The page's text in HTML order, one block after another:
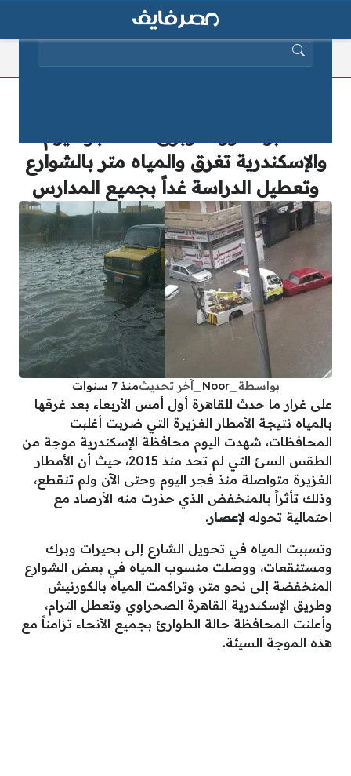
والإسكندرية تغرق والمياه متر بالشوارع
وتعطيل الدراسة غداً بجميع المدارس
بواسطة _Noor_ آخر تحديثمنذ 7 سنوات
على غرار ما حدث للقاهرة أول أمس الأربعاء بعد غرقها
بالمياه نتيجة الأمطار الغزيرة التي ضربت أغلبت
المحافظات، شهدت اليوم محافظة الإسكندرية موجة من
الطقس السئ التي لم تحد منذ 2015، حيث أن الأمطار
الغزيرة متواصلة منذ فجر اليوم وحتى الآن ولم تنقطع،
وذلك تأثراً بالمنخفض الذي حذرت منه الأرصاد مع
احتمالية تحوله لإعصار.
وتسببت المياه في تحويل الشارع إلى بحيرات وبرك
ومستنقعات، ووصلت منسوب المياه في بعض الشوارع
المنخفضة إلى نحو متر، وتراكمت المياه بالكورنيش
وطريق الإسكندرية القاهرة الصحراوي وتعطل الترام،
وأعلنت المحافظة حالة الطوارئ بجميع الأنحاء تزامناً مع
هذه الموجة السيئة.
البحث عن: